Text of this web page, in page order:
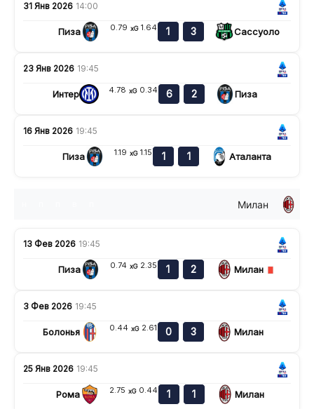
31 Янв 2026 14:00
Пиза 0.79 xG 1.64 1 3 Сассуоло
23 Янв 2026 19:45
Интер 4.78 xG 0.34 6 2 Пиза
16 Янв 2026 19:45
Пиза 1.19 xG 1.15 1 1 Аталанта
Милан
13 Фев 2026 19:45
Пиза 0.74 xG 2.35 1 2 Милан
3 Фев 2026 19:45
Болонья 0.44 xG 2.61 0 3 Милан
25 Янв 2026 19:45
Рома 2.75 xG 0.44 1 1 Милан